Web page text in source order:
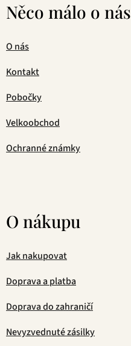
Něco málo o nás
O nás
Kontakt
Pobočky
Velkoobchod
Ochranné známky
O nákupu
Jak nakupovat
Doprava a platba
Doprava do zahraničí
Nevyzvednuté zásilky